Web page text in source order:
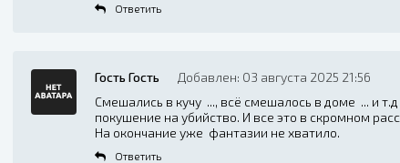
Ответить
Гость Гость
Добавлен: 03 августа 2025 21:56
Смешались в кучу ..., всё смешалось в доме ... и
покушение на убийство. И все это в скромном
На окончание уже фантазии не хватило.
Ответить